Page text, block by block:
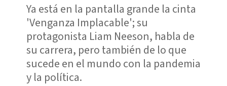
Ya está en la pantalla grande la cinta
'Venganza Implacable'; su
protagonista Liam Neeson, habla de
su carrera, pero también de lo que
sucede en el mundo con la pandemia
y la política.